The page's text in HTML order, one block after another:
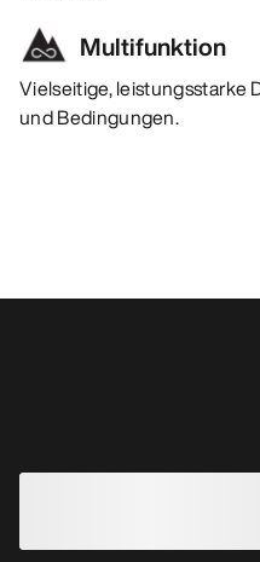
Multifunktion
Vielseitige, leistungsstarke
und Bedingungen.